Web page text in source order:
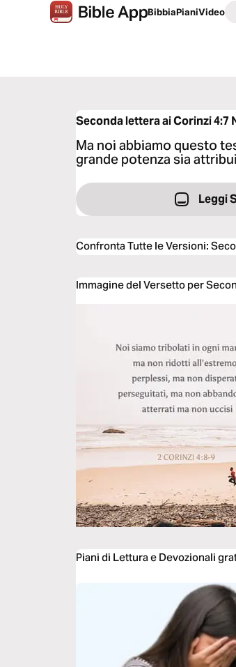
BibbiaPianiVideo
Seconda lettera ai Corinzi 4:7
Ma noi abbiamo questo
grande potenza sia
Leggi
Confronta Tutte le Versioni:
Immagine del Versetto per
Piani di Lettura e Devozionali